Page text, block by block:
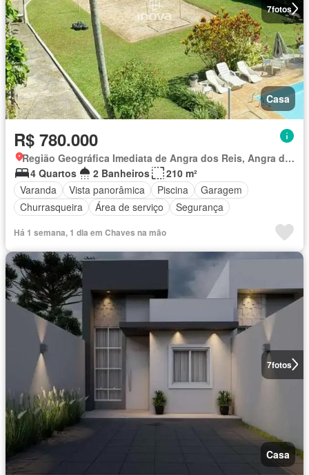
7fotos
Casa
R$ 780.000
Região Geográfica Imediata de Angra dos Reis, Angra dos Reis
4 Quartos
2 Banheiros
210 m²
Varanda
Vista panorâmica Piscina
Garagem
Churrasqueira
Área de serviço Segurança
Há 1 semana, 1 dia em Chaves na mão
7fotos
Casa